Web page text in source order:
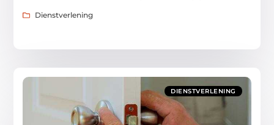
Dienstverlening
DIENSTVERLENING